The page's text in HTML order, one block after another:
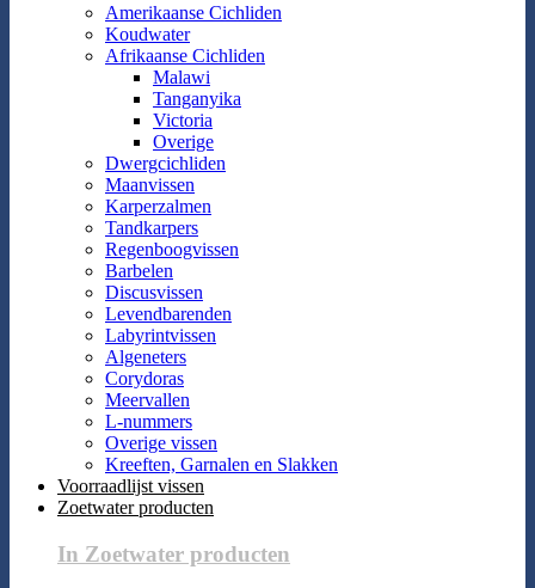
Amerikaanse Cichliden
Koudwater
Afrikaanse Cichliden
Malawi
Tanganyika
Victoria
Overige
Dwergcichliden
Maanvissen
Karperzalmen
Tandkarpers
Regenboogvissen
Barbelen
Discusvissen
Levendbarenden
Labyrintvissen
Algeneters
Corydoras
Meervallen
L-nummers
Overige vissen
Kreeften, Garnalen en Slakken
Voorraadlijst vissen
Zoetwater producten
In Zoetwater producten